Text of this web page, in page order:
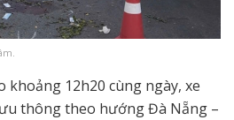
khoảng 12h20 cùng ngày, xe
thông theo hướng Đà Nẵng –